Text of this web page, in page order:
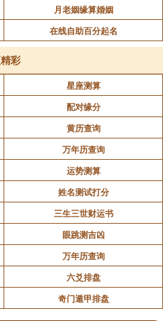
举行的祭祀
造与修理
移出屋外之事
月老姻缘算婚姻
在线自助百分起名
彩
星座测算
配对缘分
黄历查询
万年历查询
运势测算
姓名测试打分
三生三世财运书
眼跳测吉凶
万年历查询
六爻排盘
奇门遁甲排盘